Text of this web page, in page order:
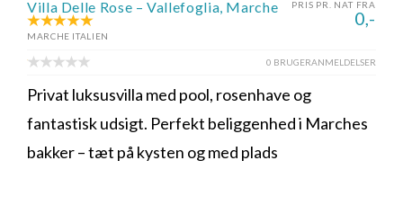
PRIS PR. NAT FRA
0,-
Villa Delle Rose – Vallefoglia, Marche
MARCHE ITALIEN
0 BRUGERANMELDELSER
Privat luksusvilla med pool, rosenhave og
fantastisk udsigt. Perfekt beliggenhed i Marches
bakker – tæt på kysten og med plads